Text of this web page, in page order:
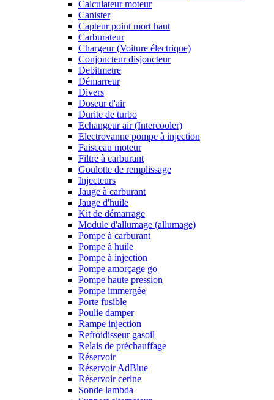
Calculateur moteur
Canister
Capteur point mort haut
Carburateur
Chargeur (Voiture électrique)
Conjoncteur disjoncteur
Debitmetre
Démarreur
Divers
Doseur d'air
Durite de turbo
Echangeur air (Intercooler)
Electrovanne pompe à injection
Faisceau moteur
Filtre à carburant
Goulotte de remplissage
Injecteurs
Jauge à carburant
Jauge d'huile
Kit de démarrage
Module d'allumage (allumage)
Pompe à carburant
Pompe à huile
Pompe à injection
Pompe amorçage go
Pompe haute pression
Pompe immergée
Porte fusible
Poulie damper
Rampe injection
Refroidisseur gasoil
Relais de préchauffage
Réservoir
Réservoir AdBlue
Réservoir cerine
Sonde lambda